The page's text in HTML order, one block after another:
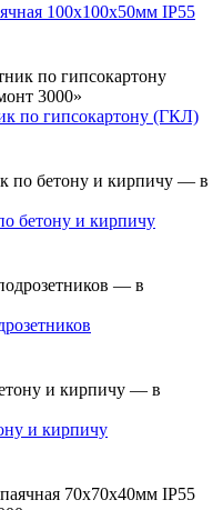
100х100х50мм IP55
по гипсокартону (ГКЛ)
бетону и кирпичу
и кирпичу